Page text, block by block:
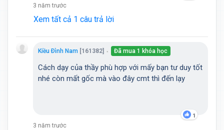
3 năm trước
Xem tất cả 1 câu trả lời
Kiều Ðình Nam [161382] ● Đã mua 1 khóa học
Cách dạy của thầy phù hợp với mấy bạn tư duy tốt
nhé còn mất gốc mà vào đây cmt thì đến lạy
1
3 năm trước